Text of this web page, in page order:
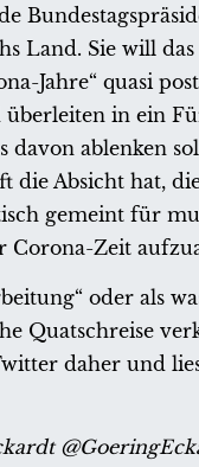
Land. Sie will
Jahre“ quasi
in ein
davon ablenken
die Absicht hat,
gemeint für
Corona-Zeit
oder als
Quatschreise
daher und